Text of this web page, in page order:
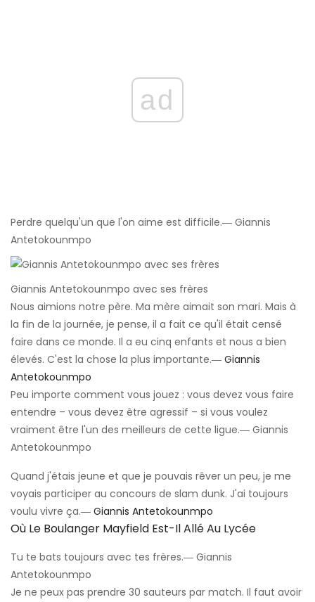
ad
Perdre quelqu'un que l'on aime est difficile.― Giannis
Antetokounmpo
Giannis Antetokounmpo avec ses frères
Nous aimions notre père. Ma mère aimait son mari. Mais à
la fin de la journée, je pense, il a fait ce qu'il était censé
faire dans ce monde. Il a eu cinq enfants et nous a bien
élevés. C'est la chose la plus importante.― Giannis
Antetokounmpo
Peu importe comment vous jouez : vous devez vous faire
entendre – vous devez être agressif – si vous voulez
vraiment être l'un des meilleurs de cette ligue.― Giannis
Antetokounmpo
Quand j'étais jeune et que je pouvais rêver un peu, je me
voyais participer au concours de slam dunk. J'ai toujours
voulu vivre ça.― Giannis Antetokounmpo
Où Le Boulanger Mayfield Est-Il Allé Au Lycée
Tu te bats toujours avec tes frères.― Giannis
Antetokounmpo
Je ne peux pas prendre 30 sauteurs par match. Il faut avoir